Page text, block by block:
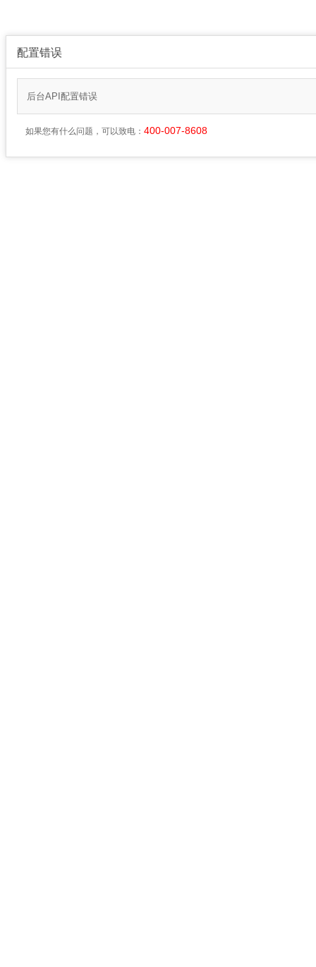
配置错误
后台API配置错误
如果您有什么问题，可以致电： 400-007-8608